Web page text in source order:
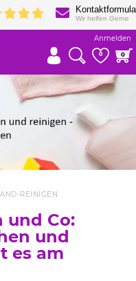
Wir helfen Gerne
Anmelden
0 0
REINIGEN
und Co:
und
es am